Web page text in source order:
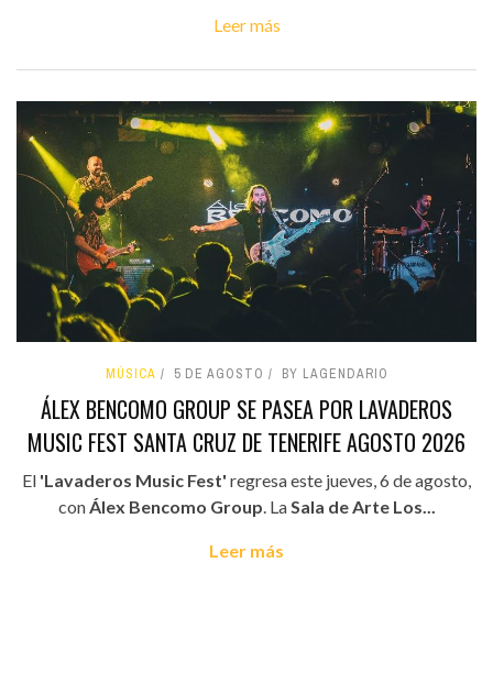
Leer más
MÚSICA 5 DE AGOSTO BY LAGENDARIO
ÁLEX BENCOMO GROUP SE PASEA POR LAVADEROS
MUSIC FEST SANTA CRUZ DE TENERIFE AGOSTO 2026
El 'Lavaderos Music Fest' regresa este jueves, 6 de agosto,
conÁlex Bencomo Group. LaSala de Arte Los...
Leer más